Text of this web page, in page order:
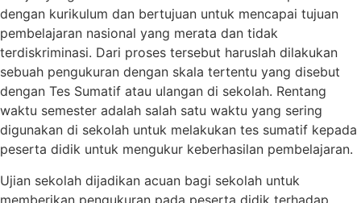
dengan kurikulum dan bertujuan untuk mencapai tujuan
pembelajaran nasional yang merata dan tidak
terdiskriminasi. Dari proses tersebut haruslah dilakukan
sebuah pengukuran dengan skala tertentu yang disebut
dengan Tes Sumatif atau ulangan di sekolah. Rentang
waktu semester adalah salah satu waktu yang sering
digunakan di sekolah untuk melakukan tes sumatif kepada
peserta didik untuk mengukur keberhasilan pembelajaran.
Ujian sekolah dijadikan acuan bagi sekolah untuk
memberikan pengukuran pada peserta didik terhadap